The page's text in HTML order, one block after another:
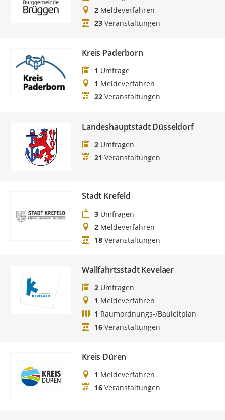
2 Meldeverfahren
23 Veranstaltungen
Kreis Paderborn
1 Umfrage
1 Meldeverfahren
22 Veranstaltungen
Landeshauptstadt Düsseldorf
2 Umfragen
21 Veranstaltungen
Stadt Krefeld
3 Umfragen
2 Meldeverfahren
18 Veranstaltungen
Wallfahrtsstadt Kevelaer
2 Umfragen
1 Meldeverfahren
1 Raumordnungs-/Bauleitplan
16 Veranstaltungen
Kreis Düren
1 Meldeverfahren
16 Veranstaltungen